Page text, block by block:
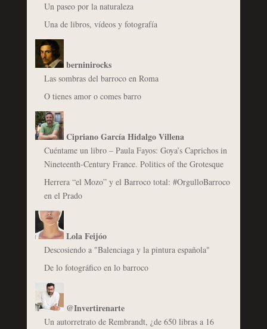
Un paseo por la naturaleza
Una de libros, vídeos y fotografía
berninirocks
Las sombras del barroco en Roma
O tienes amor o comes barro
Cipriano García Hidalgo Villena
Cuéntame un libro – Paula Fayos: Goya’s Caprichos in
Nineteenth-Century France. Politics of the Grotesque
Herrera “el Mozo” y el Barroco total: #OrgulloBarroco
en el Prado
Lola Feijóo
Descosiendo a "Balenciaga y la pintura española"
De lo fotográfico en lo barroco
@Invertirenarte
Un autorretrato de Rembrandt, ¿de 650 libras a 16